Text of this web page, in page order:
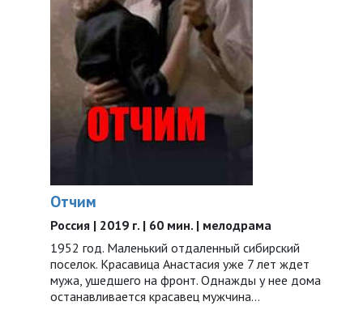
Отчим
Россия | 2019 г. | 60 мин. | мелодрама
1952 год. Маленький отдаленный сибирский
поселок. Красавица Анастасия уже 7 лет ждет
мужа, ушедшего на фронт. Однажды у нее дома
останавливается красавец мужчина…